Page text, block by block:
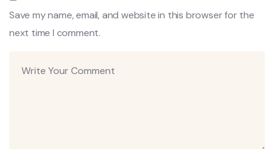
Save my name, email, and website in this browser for the
next time I comment.